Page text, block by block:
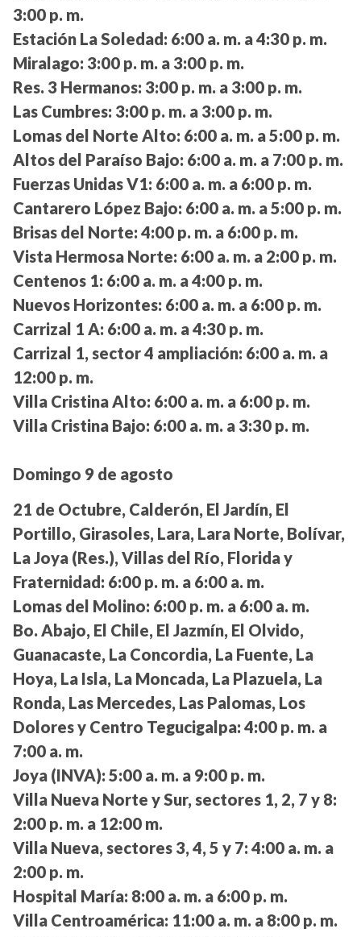
3:00 p. m.
Estación La Soledad: 6:00 a. m. a 4:30 p. m.
Miralago: 3:00 p. m. a 3:00 p. m.
Res. 3 Hermanos: 3:00 p. m. a 3:00 p. m.
Las Cumbres: 3:00 p. m. a 3:00 p. m.
Lomas del Norte Alto: 6:00 a. m. a 5:00 p. m.
Altos del Paraíso Bajo: 6:00 a. m. a 7:00 p. m.
Fuerzas Unidas V1: 6:00 a. m. a 6:00 p. m.
Cantarero López Bajo: 6:00 a. m. a 5:00 p. m.
Brisas del Norte: 4:00 p. m. a 6:00 p. m.
Vista Hermosa Norte: 6:00 a. m. a 2:00 p. m.
Centenos 1: 6:00 a. m. a 4:00 p. m.
Nuevos Horizontes: 6:00 a. m. a 6:00 p. m.
Carrizal 1 A: 6:00 a. m. a 4:30 p. m.
Carrizal 1, sector 4 ampliación: 6:00 a. m. a
12:00 p. m.
Villa Cristina Alto: 6:00 a. m. a 6:00 p. m.
Villa Cristina Bajo: 6:00 a. m. a 3:30 p. m.
Domingo 9 de agosto
21 de Octubre, Calderón, El Jardín, El
Portillo, Girasoles, Lara, Lara Norte, Bolívar,
La Joya (Res.), Villas del Río, Florida y
Fraternidad: 6:00 p. m. a 6:00 a. m.
Lomas del Molino: 6:00 p. m. a 6:00 a. m.
Bo. Abajo, El Chile, El Jazmín, El Olvido,
Guanacaste, La Concordia, La Fuente, La
Hoya, La Isla, La Moncada, La Plazuela, La
Ronda, Las Mercedes, Las Palomas, Los
Dolores y Centro Tegucigalpa: 4:00 p. m. a
7:00 a. m.
Joya (INVA): 5:00 a. m. a 9:00 p. m.
Villa Nueva Norte y Sur, sectores 1, 2, 7 y 8:
2:00 p. m. a 12:00 m.
Villa Nueva, sectores 3, 4, 5 y 7: 4:00 a. m. a
2:00 p. m.
Hospital María: 8:00 a. m. a 6:00 p. m.
Villa Centroamérica: 11:00 a. m. a 8:00 p. m.